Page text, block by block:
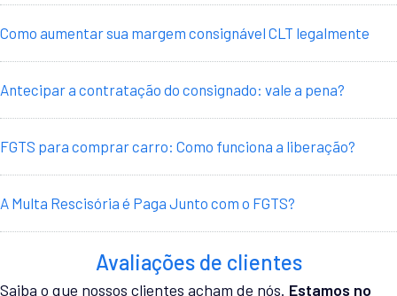
Como aumentar sua margem consignável CLT legalmente
Antecipar a contratação do consignado: vale a pena?
FGTS para comprar carro: Como funciona a liberação?
A Multa Rescisória é Paga Junto com o FGTS?
Avaliações de clientes
Saiba o que nossos clientes acham de nós. Estamos no